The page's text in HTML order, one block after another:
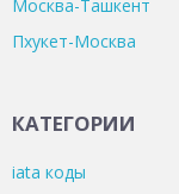
Москва-Ташкент
Пхукет-Москва
КАТЕГОРИИ
iata коды